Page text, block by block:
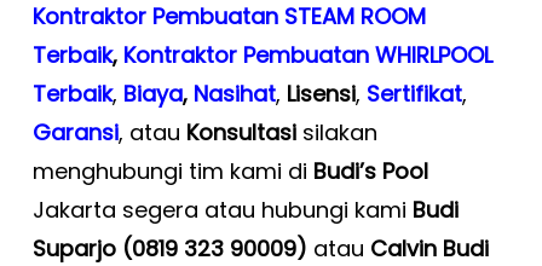
Kontraktor Pembuatan STEAM ROOM
Terbaik, Kontraktor Pembuatan WHIRLPOOL
Terbaik, Biaya, Nasihat, Lisensi, Sertifikat,
Garansi, atau Konsultasisilakan
menghubungi tim kami di Budi’s Pool
Jakarta segera atau hubungi kami Budi
Suparjo (0819 323 90009) atau Calvin Budi